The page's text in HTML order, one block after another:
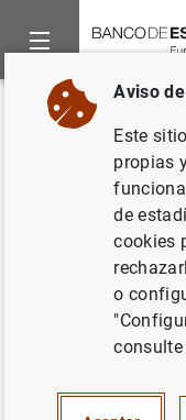
Inicio Noticias y
Volver
El BCE
inicio de la
de interés
Aviso
Este
propias
de
cookies
o
consulte